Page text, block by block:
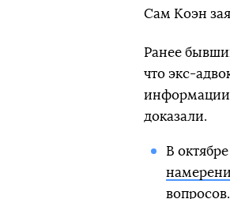
Сам Коэн
Ранее
что экс-
информации
доказали.
В
вопросов.